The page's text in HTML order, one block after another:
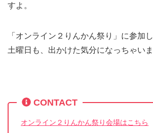
すよ。
「オンライン２りんかん祭り」に参加
土曜日も、出かけた気分になっちゃい
CONTACT
オンライン２りんかん祭り会場はこちら